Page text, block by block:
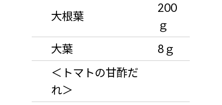
大根葉
200
ｇ
大葉
8ｇ
＜トマトの甘酢だ
れ＞